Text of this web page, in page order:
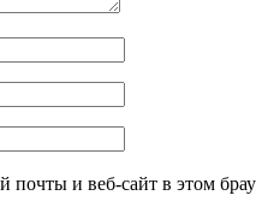
почты и веб-сайт в этом